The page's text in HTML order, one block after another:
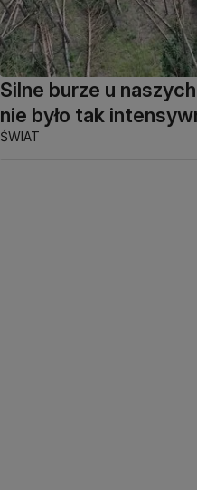
Silne burze u
nie było tak
ŚWIAT